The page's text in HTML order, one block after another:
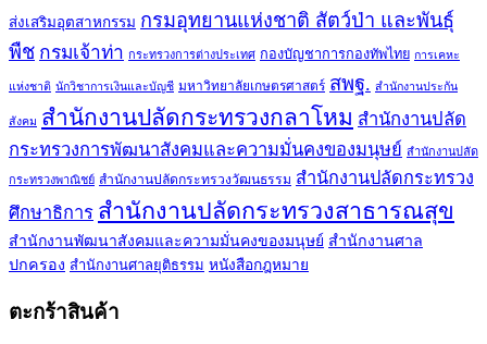
ส่งเสริมอุตสาหกรรม กรมอุทยานแห่งชาติ สัตว์ป่า และพันธุ์
พืช กรมเจ้าท่า กระทรวงการต่างประเทศ กองบัญชาการกองทัพไทย การเคหะ
แห่งชาติ นักวิชาการเงินและบัญชี มหาวิทยาลัยเกษตรศาสตร์ สพฐ. สำนักงานประกัน
สังคม สำนักงานปลัดกระทรวงกลาโหม สำนักงานปลัด
กระทรวงการพัฒนาสังคมและความมั่นคงของมนุษย์ สำนักงานปลัด
กระทรวงพาณิชย์ สำนักงานปลัดกระทรวงวัฒนธรรม สำนักงานปลัดกระทรวง
ศึกษาธิการ สำนักงานปลัดกระทรวงสาธารณสุข
สำนักงานพัฒนาสังคมและความมั่นคงของมนุษย์ สำนักงานศาล
ปกครอง สำนักงานศาลยุติธรรม หนังสือกฎหมาย
ตะกร้าสินค้า